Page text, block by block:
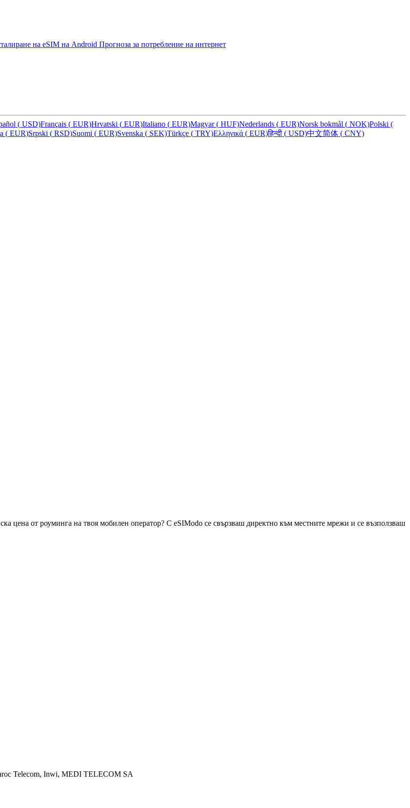
на eSIM на Android Прогноза за потребление на интернет
( USD)Français ( EUR)Hrvatski ( EUR)Italiano ( EUR)Magyar( HUF)Nederlands ( EUR)Norsk bokmål ( NOK)Polski (
( EUR)Srpski ( RSD)Suomi ( EUR)Svenska ( SEK)Türkçe ( TRY)Ελληνικά ( EUR)हिन्दी ( USD)中文简体 ( CNY)
цена от роуминга на твоя мобилен оператор? С eSIModo се свързваш директно към местните мрежи и се възползваш
Telecom, Inwi, MEDI TELECOM SA